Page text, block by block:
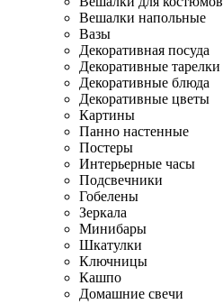
Вешалки напольные
Вазы
Декоративная посуда
Декоративные тарелки
Декоративные блюда
Декоративные цветы
Картины
Панно настенные
Постеры
Интерьерные часы
Подсвечники
Гобелены
Зеркала
Минибары
Шкатулки
Ключницы
Кашпо
Домашние свечи